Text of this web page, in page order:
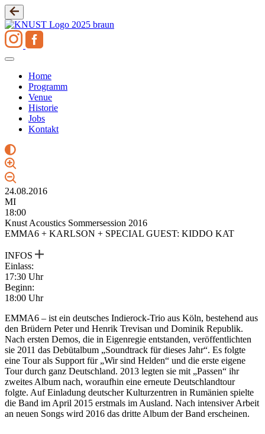
Zum
Inhalt
springen
Home
Programm
Venue
Historie
Jobs
Kontakt
24.08.2016
MI
18:00
Knust Acoustics Sommersession 2016
EMMA6 + KARLSON + SPECIAL GUEST: KIDDO KAT
INFOS
Einlass:
17:30 Uhr
Beginn:
18:00 Uhr
EMMA6 – ist ein deutsches Indierock-Trio aus Köln, bestehend aus
den Brüdern Peter und Henrik Trevisan und Dominik Republik.
Nach ersten Demos, die in Eigenregie entstanden, veröffentlichten
sie 2011 das Debütalbum „Soundtrack für dieses Jahr“. Es folgte
eine Tour als Support für „Wir sind Helden“ und die erste eigene
Tour durch ganz Deutschland. 2013 legten sie mit „Passen“ ihr
zweites Album nach, woraufhin eine erneute Deutschlandtour
folgte. Auf Einladung deutscher Kulturzentren in Rumänien spielte
die Band im April 2015 erstmals im Ausland. Nach intensiver Arbeit
an neuen Songs wird 2016 das dritte Album der Band erscheinen.